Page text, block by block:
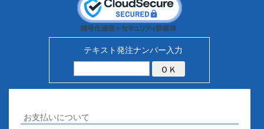
テキスト発注ナンバー入力
お支払いについて